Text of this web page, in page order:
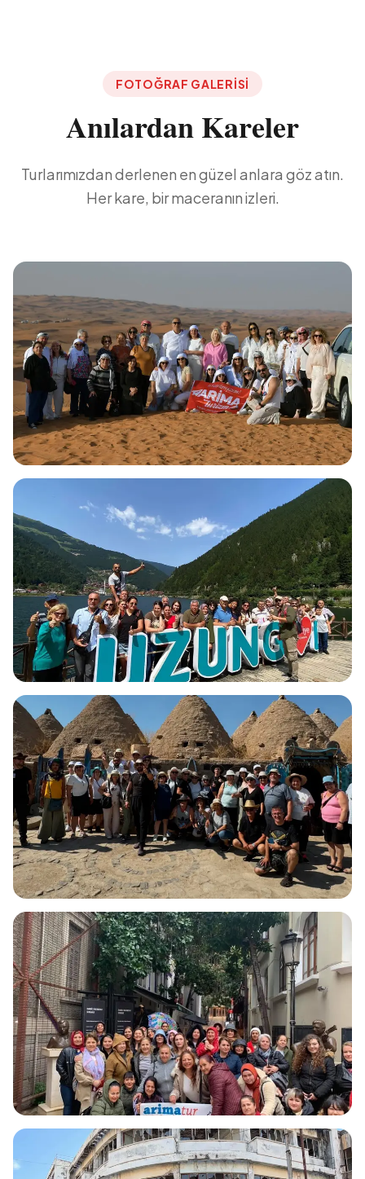
FOTOĞRAF GALERİSİ
Anılardan Kareler
Turlarımızdan derlenen en güzel anlara göz atın.
Her kare, bir maceranın izleri.